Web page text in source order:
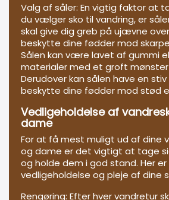
Valg af såler: En vigtig faktor at
du vælger sko til vandring, er
skal give dig greb på ujævne
beskytte dine fødder mod
Sålen kan være lavet af gummi
materialer med et groft
Derudover kan sålen have en
beskytte dine fødder mod stød
Vedligeholdelse af
dame
For at få mest muligt ud af dine
og dame er det vigtigt at tage
og holde dem i god stand. Her
vedligeholdelse og pleje af dine
Rengøring: Efter hver vandretur